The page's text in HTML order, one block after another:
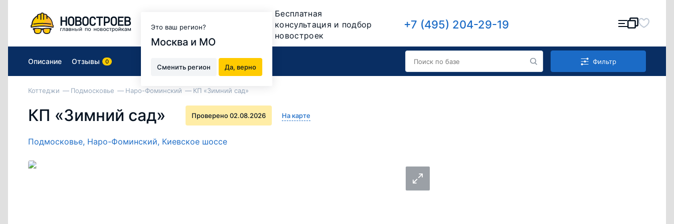
Это ваш регион?
Москва и МО
Сменить регион Да, верно
Бесплатная
консультация и подбор
новостроек
+7 (495) 204-29-19
Описание Отзывы 0 Фильтр
Коттеджи Подмосковье Наро-Фоминский КП «Зимний сад»
КП «Зимний сад» Проверено 02.08.2026 На карте
Подмосковье, Наро-Фоминский, Киевское шоссе